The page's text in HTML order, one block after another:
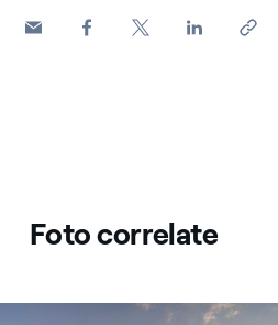
Foto correlate
Colombia: Fundacion